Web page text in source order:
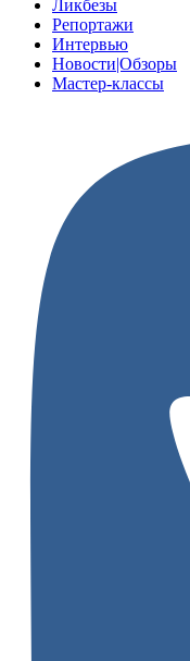
Ликбезы
Репортажи
Интервью
Новости|Обзоры
Мастер-классы